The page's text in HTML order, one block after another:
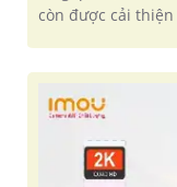
còn được cải